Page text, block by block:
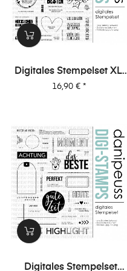
Digitales Stempelset XL-
Special 1 "Karten 1"
Preis
16,90 € *
Digitales Stempelset